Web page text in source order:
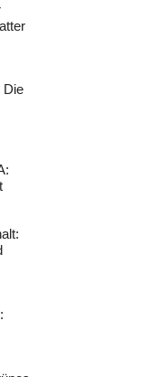
Die